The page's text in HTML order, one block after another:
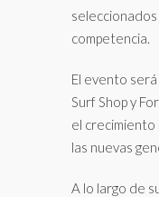
competencia.
El evento
Surf Shop y
el crecimiento
las nuevas
A lo largo de